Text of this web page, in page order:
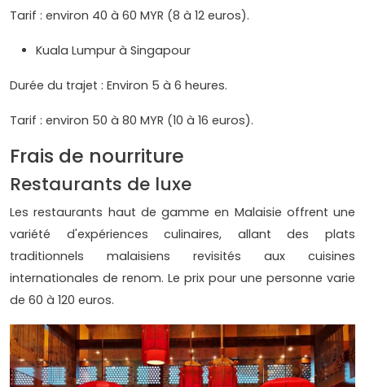
Tarif : environ 40 à 60 MYR (8 à 12 euros).
Kuala Lumpur à Singapour
Durée du trajet : Environ 5 à 6 heures.
Tarif : environ 50 à 80 MYR (10 à 16 euros).
Frais de nourriture
Restaurants de luxe
Les restaurants haut de gamme en Malaisie offrent une
variété d'expériences culinaires, allant des plats
traditionnels malaisiens revisités aux cuisines
internationales de renom. Le prix pour une personne varie
de 60 à 120 euros.